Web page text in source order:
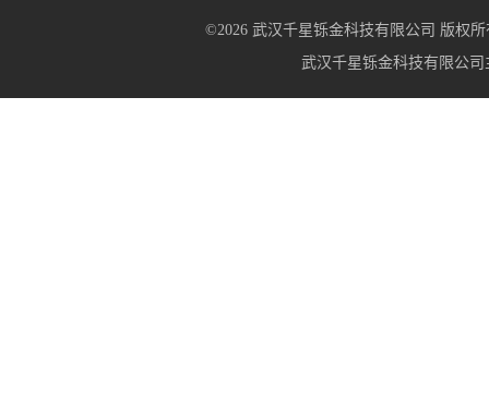
©2026 武汉千星铄金科技有限公司 版权所
武汉千星铄金科技有限公